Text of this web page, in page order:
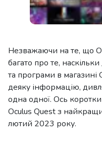
Незважаючи на те, що
багато про те,
та програми в
деяку інформацію,
одна одної. Ось
Oculus Quest з
лютий 2023 року.